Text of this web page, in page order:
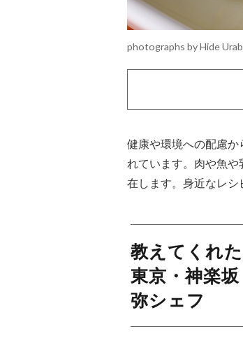
photographs by Hide
健康や環境への配慮か
れています。肉や魚
在します。身近なレシ
教えてくれ
東京・神楽
弥シェフ